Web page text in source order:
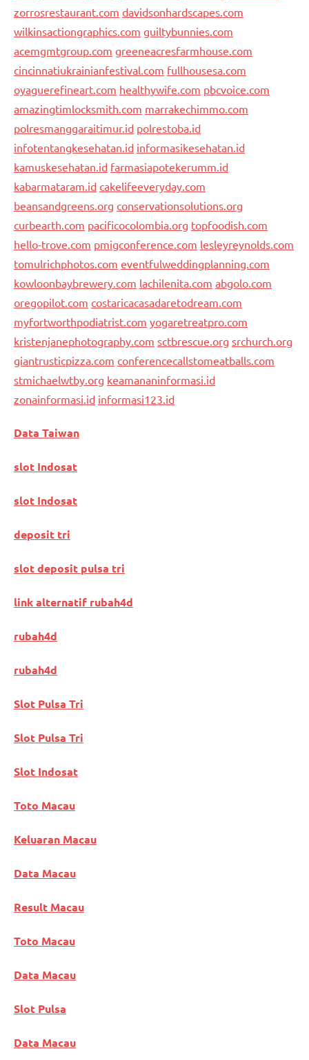
zorrosrestaurant.com davidsonhardscapes.com
wilkinsactiongraphics.com guiltybunnies.com
acemgmtgroup.com greeneacresfarmhouse.com
cincinnatiukrainianfestival.com fullhousesa.com
oyaguerefineart.com healthywife.com pbcvoice.com
amazingtimlocksmith.com marrakechimmo.com
polresmanggaraitimur.id polrestoba.id
infotentangkesehatan.id informasikesehatan.id
kamuskesehatan.id farmasiapotekerumm.id
kabarmataram.id cakelifeeveryday.com
beansandgreens.org conservationsolutions.org
curbearth.com pacificocolombia.org topfoodish.com
hello-trove.com pmigconference.com lesleyreynolds.com
tomulrichphotos.com eventfulweddingplanning.com
kowloonbaybrewery.com lachilenita.com abgolo.com
oregopilot.com costaricacasadaretodream.com
myfortworthpodiatrist.com yogaretreatpro.com
kristenjanephotography.com sctbrescue.org srchurch.org
giantrusticpizza.com conferencecallstomeatballs.com
stmichaelwtby.org keamananinformasi.id
zonainformasi.id informasi123.id
Data Taiwan
slot Indosat
slot Indosat
deposit tri
slot deposit pulsa tri
link alternatif rubah4d
rubah4d
rubah4d
Slot Pulsa Tri
Slot Pulsa Tri
Slot Indosat
Toto Macau
Keluaran Macau
Data Macau
Result Macau
Toto Macau
Data Macau
Slot Pulsa
Data Macau